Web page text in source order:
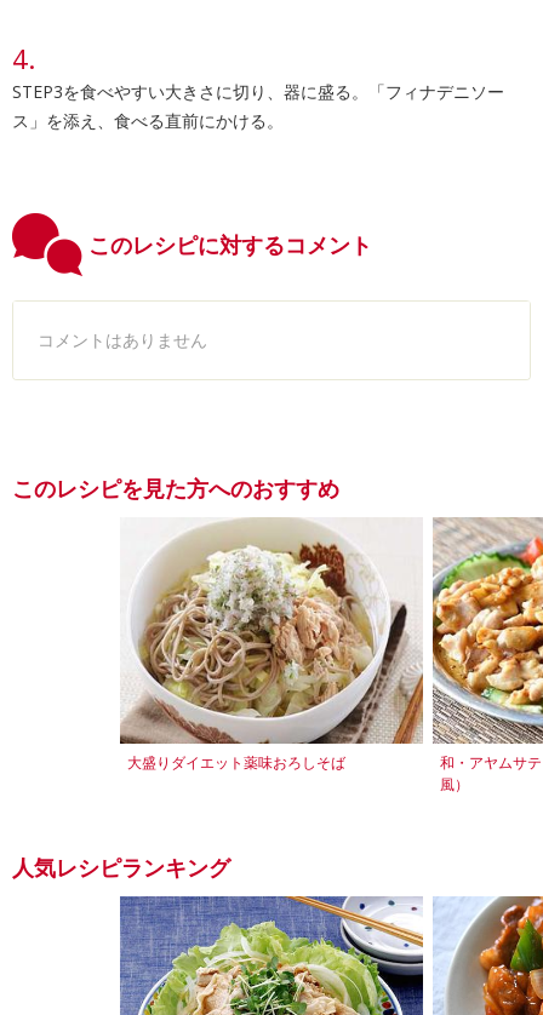
STEP3を食べやすい大きさに切り、器に盛る。「フィナデニソー
ス」を添え、食べる直前にかける。
このレシピに対するコメント
コメントはありません
このレシピを見た方へのおすすめ
大盛りダイエット薬味おろしそば
和・アヤムサ
風）
人気レシピランキング